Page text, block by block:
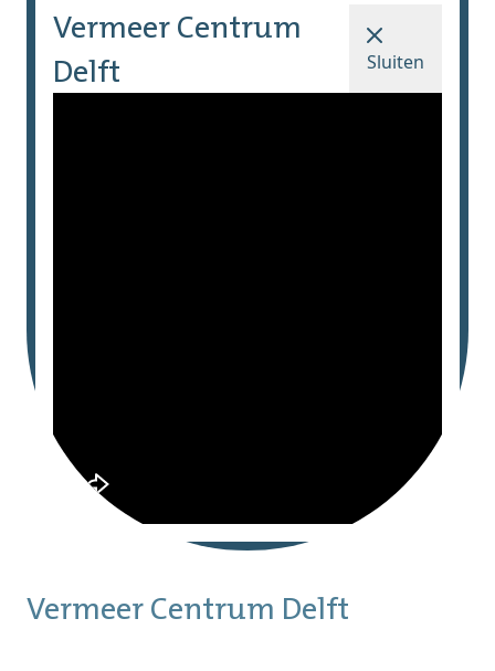
Vermeer Centrum
Delft
Sluiten
Vermeer Centrum Delft